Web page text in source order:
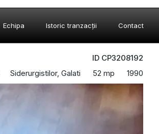
Echipa Istoric tranzacții Contact
ID CP3208192
Siderurgistilor, Galati 52 mp 1990